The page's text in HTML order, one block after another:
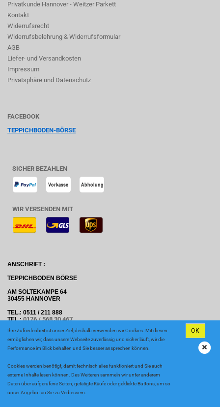
Ihre Zufriedenheit ist unser Ziel, deshalb verwenden wir Cookies. Mit diesen
ermöglichen wir, dass unsere Webseite zuverlässig und sicher läuft, wir die
Performance im Blick behalten und Sie besser ansprechen können.
Cookies werden benötigt, damit technisch alles funktioniert und Sie auch
externe Inhalte lesen können. Des Weiteren sammeln wir unter anderem
Daten über aufgerufene Seiten, getätigte Käufe oder geklickte Buttons, um so
unser Angebot an Sie zu Verbessern.
OK
Privatkunde Hannover - Weitzer Parkett
Kontakt
Widerrufsrecht
Widerrufsbelehrung & Widerrufsformular
AGB
Liefer- und Versandkosten
Impressum
Privatsphäre und Datenschutz
FACEBOOK
TEPPICHBODEN-BÖRSE
SICHER BEZAHLEN
WIR VERSENDEN MIT
ANSCHRIFT :
TEPPICHBODEN BÖRSE
AM SOLTEKAMPE 64
30455 HANNOVER
TEL.: 0511 / 211 888
TEL.:0176 / 568 30 467
E-MAIL: INFO@TEPPICHBODEN-BOERSE.DE
ÖFFNUGSZEITEN